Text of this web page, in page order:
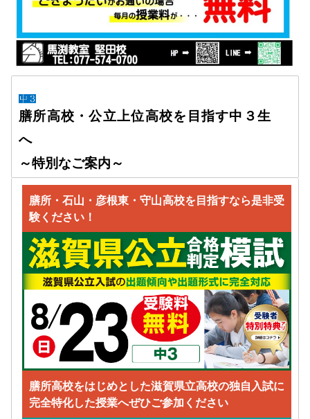
膳所高校・公立上位高校を目指す中３生
へ
～特別なご案内～
膳所・石山・彦根東・守山高校を目指すなら是非受
験ください！
膳所高校をはじめとした滋賀県立高校の独自入試に
完全特化した授業へぜひご参加ください